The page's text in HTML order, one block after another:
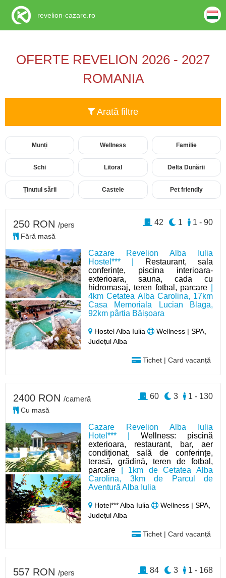
OFERTE REVELION 2026 - 2027
ROMANIA
Arată filtre
Munți Wellness Familie
Schi Litoral Delta Dunării
Ținutul sării Castele Pet friendly
Cazare Revelion Alba Iulia
Hostel*** |
Restaurant, sala
conferințe, piscina interioara-
exterioara, sauna, cada cu
hidromasaj, teren fotbal, parcare
4km Cetatea Alba Carolina, 17km
Casa Memoriala Lucian Blaga,
92km pârtia Băișoara
Hostel Alba Iulia
Wellness | SPA,
Județul Alba
Tichet | Card vacanță
250 RON /pers
Fără masă
1 - 90
1
42
Cazare Revelion Alba Iulia
Hotel*** |Wellness: piscină
exterioara, restaurant, bar, aer
condiționat, sală de conferințe,
terasă, grădină, teren de fotbal,
parcare | 1km de Cetatea Alba
Carolina, 3km de Parcul de
Aventură Alba Iulia
Hotel*** Alba Iulia
Wellness | SPA,
Județul Alba
Tichet | Card vacanță
2400 RON /cameră
Cu masă
1 - 130
3
60
557 RON /pers 1 - 168
3
84
revelion-cazare.ro